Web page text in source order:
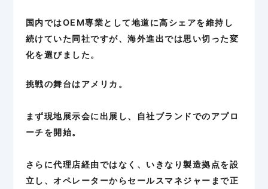
国内ではOEM専業として地道に高シェアを維持し
続けていた同社ですが、海外進出では思い切った変
化を選びました。
挑戦の舞台はアメリカ。
まず現地展示会に出展し、自社ブランドでのアプロ
ーチを開始。
さらに代理店経由ではなく、いきなり製造拠点を設
立し、オペレーターからセールスマネジャーまで正